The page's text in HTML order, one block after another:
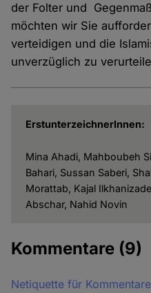
der Folter und
möchten wir Sie
verteidigen und die
unverzüglich zu
ErstunterzeichnerInnen:
Mina Ahadi, Mahboubeh
Bahari, Sussan Saberi,
Morattab, Kajal
Abschar, Nahid Novin
Kommentare (9)
Netiquette für Kommentare